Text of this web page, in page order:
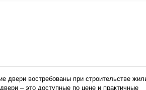
двери востребованы при строительстве
– это доступные по цене и практичные